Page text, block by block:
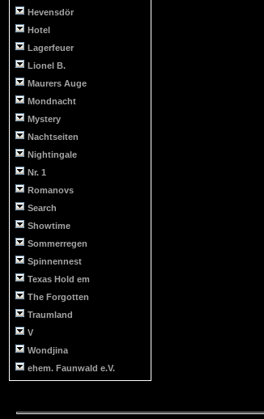
Hevensdör
Hotel
Lagerfeuer
Lionel B.
Maurers Auge
Mondnacht
Mystery
Nachtseiten
Nightingale
Nr. 1
Romanovs
Search
Showtime
Sommerregen
Spinnennest
Texas Hold em
The Forgotten
Traumland
V
Wondjina
ehem. Faunwald e.V.